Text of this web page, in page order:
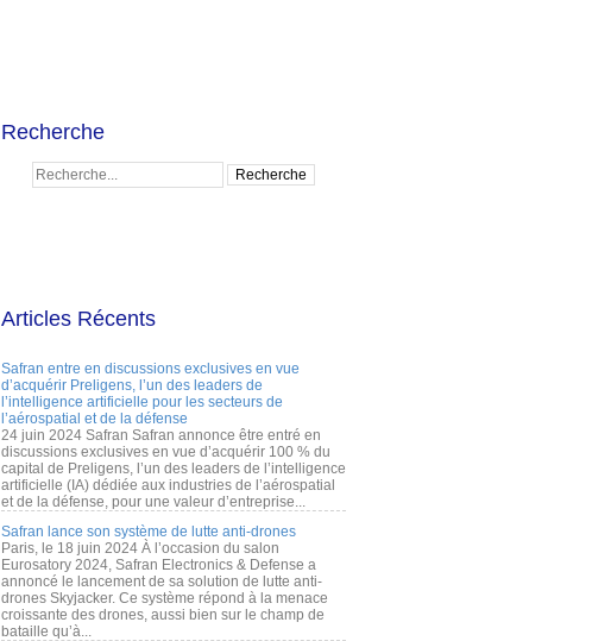
Recherche
Articles Récents
Safran entre en discussions exclusives en vue
d’acquérir Preligens, l’un des leaders de
l’intelligence artificielle pour les secteurs de
l’aérospatial et de la défense
24 juin 2024 Safran Safran annonce être entré en
discussions exclusives en vue d’acquérir 100 % du
capital de Preligens, l’un des leaders de l’intelligence
artificielle (IA) dédiée aux industries de l’aérospatial
et de la défense, pour une valeur d’entreprise...
Safran lance son système de lutte anti-drones
Paris, le 18 juin 2024 À l’occasion du salon
Eurosatory 2024, Safran Electronics & Defense a
annoncé le lancement de sa solution de lutte anti-
drones Skyjacker. Ce système répond à la menace
croissante des drones, aussi bien sur le champ de
bataille qu’à...